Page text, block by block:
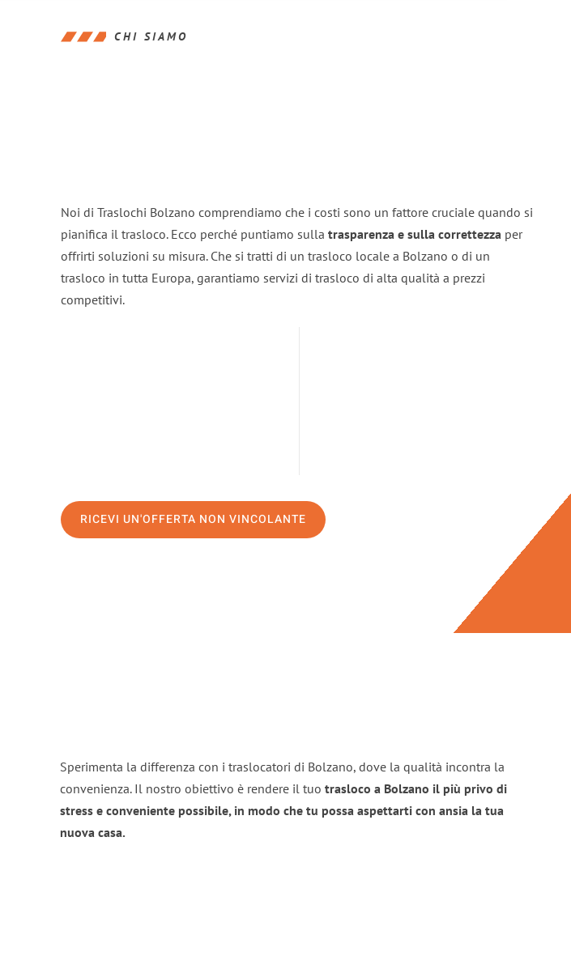
CHI SIAMO
Noi di Traslochi Bolzano comprendiamo che i costi sono un fattore cruciale quando si
pianifica il trasloco. Ecco perché puntiamo sulla trasparenza e sulla correttezza per
offrirti soluzioni su misura. Che si tratti di un trasloco locale a Bolzano o di un
trasloco in tutta Europa, garantiamo servizi di trasloco di alta qualità a prezzi
competitivi.
RICEVI UN'OFFERTA NON VINCOLANTE
Sperimenta la differenza con i traslocatori di Bolzano, dove la qualità incontra la
convenienza. Il nostro obiettivo è rendere il tuo trasloco a Bolzano il più privo di
stress e conveniente possibile, in modo che tu possa aspettarti con ansia la tua
nuova casa.